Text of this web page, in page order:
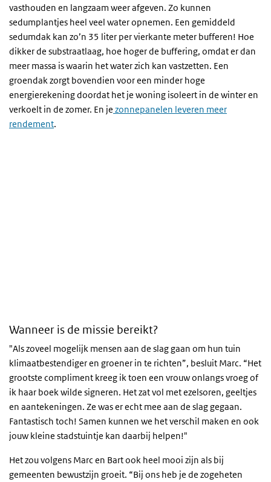
vasthouden en langzaam weer afgeven. Zo kunnen
sedumplantjes heel veel water opnemen. Een gemiddeld
sedumdak kan zo’n 35 liter per vierkante meter bufferen! Hoe
dikker de substraatlaag, hoe hoger de buffering, omdat er dan
meer massa is waarin het water zich kan vastzetten. Een
groendak zorgt bovendien voor een minder hoge
energierekening doordat het je woning isoleert in de winter en
verkoelt in de zomer. En je zonnepanelen leveren meer
rendement.
Wanneer is de missie bereikt?
"Als zoveel mogelijk mensen aan de slag gaan om hun tuin
klimaatbestendiger en groener in te richten”, besluit Marc. “Het
grootste compliment kreeg ik toen een vrouw onlangs vroeg of
ik haar boek wilde signeren. Het zat vol met ezelsoren, geeltjes
en aantekeningen. Ze was er echt mee aan de slag gegaan.
Fantastisch toch! Samen kunnen we het verschil maken en ook
jouw kleine stadstuintje kan daarbij helpen!"
Het zou volgens Marc en Bart ook heel mooi zijn als bij
gemeenten bewustzijn groeit. “Bij ons heb je de zogeheten